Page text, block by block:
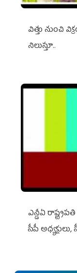
విత్తు నుంచి
నిలుస్తూ..
ఎన్డీఏ
సీపీ